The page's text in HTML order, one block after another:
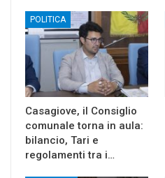
POLITICA
Casagiove, il Consiglio
comunale torna in aula:
bilancio, Tari e
regolamenti tra i…